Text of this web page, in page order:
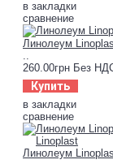
в закладки
сравнение
Линолеум
260.00грн Без
Купить
в закладки
сравнение
Линолеум